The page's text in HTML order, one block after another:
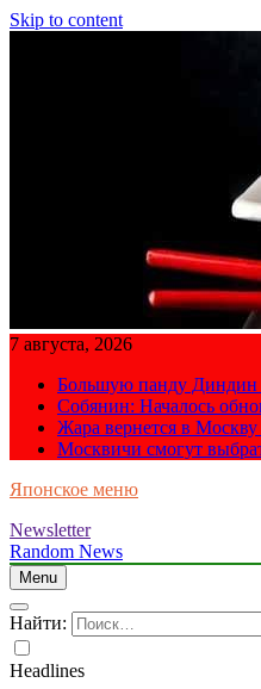
Skip to content
7 августа, 2026
Большую панду Диндин
Собянин: Началось
Жара вернется в
Москвичи смогут
Японское меню
Newsletter
Random News
Menu
Найти:
Headlines